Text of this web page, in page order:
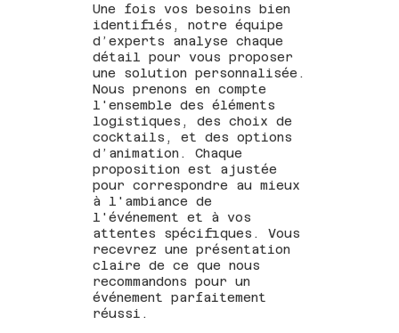
Une fois vos besoins bien
identifiés, notre équipe
d’experts analyse chaque
détail pour vous proposer
une solution personnalisée.
Nous prenons en compte
l'ensemble des éléments
logistiques, des choix de
cocktails, et des options
d’animation. Chaque
proposition est ajustée
pour correspondre au mieux
à l'ambiance de
l'événement et à vos
attentes spécifiques. Vous
recevrez une présentation
claire de ce que nous
recommandons pour un
événement parfaitement
réussi.